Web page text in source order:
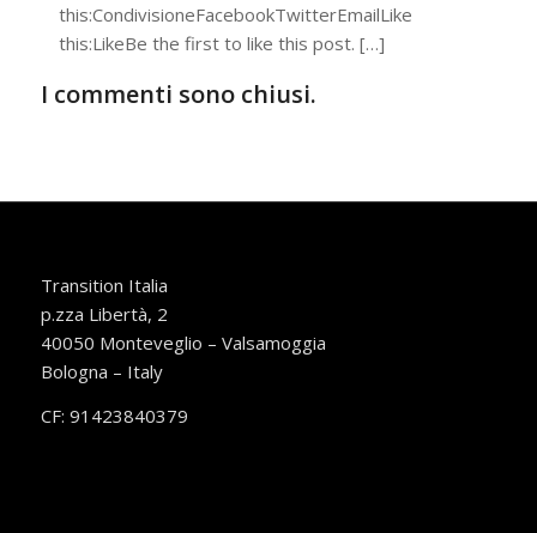
this:CondivisioneFacebookTwitterEmailLike
this:LikeBe the first to like this post. […]
I commenti sono chiusi.
Transition Italia
p.zza Libertà, 2
40050 Monteveglio – Valsamoggia
Bologna – Italy
CF: 91423840379